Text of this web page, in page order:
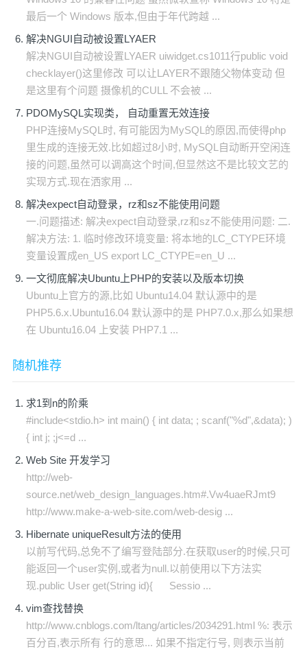
最后一个 Windows 版本,但由于年代跨越 ...
解决NGUI自动被设置LYAER
解决NGUI自动被设置LYAER uiwidget.cs1011行public void
checklayer()这里修改 可以让LAYER不跟随父物体变动 但
是这里有个问题 摄像机的CULL 不会被 ...
PDOMySQL实现类， 自动重置无效连接
PHP连接MySQL时, 有可能因为MySQL的原因,而使得php
里生成的连接无效.比如超过8小时, MySQL自动断开空闲连
接的问题,虽然可以调高这个时间,但显然这不是比较文艺的
实现方式.现在洒家用 ...
解决expect自动登录，rz和sz不能使用问题
一.问题描述: 解决expect自动登录,rz和sz不能使用问题: 二.
解决方法: 1. 临时修改环境变量: 将本地的LC_CTYPE环境
变量设置成en_US export LC_CTYPE=en_U ...
一文彻底解决Ubuntu上PHP的安装以及版本切换
Ubuntu上官方的源,比如 Ubuntu14.04 默认源中的是
PHP5.6.x.Ubuntu16.04 默认源中的是 PHP7.0.x,那么如果想
在 Ubuntu16.04 上安装 PHP7.1 ...
随机推荐
求1到n的阶乘
#include<stdio.h> int main() { int data; ; scanf("%d",&data); )
{ int j; ;j<=d ...
Web Site 开发学习
http://web-
source.net/web_design_languages.htm#.Vw4uaeRJmt9
http://www.make-a-web-site.com/web-desig ...
Hibernate uniqueResult方法的使用
以前写代码,总免不了编写登陆部分.在获取user的时候,只可
能返回一个user实例,或者为null.以前使用以下方法实
现.public User get(String id){ Sessio ...
vim查找替换
http://www.cnblogs.com/ltang/articles/2034291.html %: 表示
百分百,表示所有 行的意思... 如果不指定行号, 则表示当前